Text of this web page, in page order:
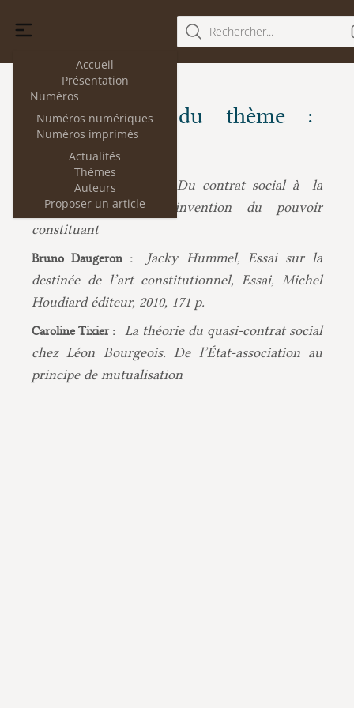
Accueil
Présentation
Numéros
Numéros numériques
Numéros imprimés
Actualités
Thèmes
Auteurs
Proposer un article
Rechercher...
Les articles du thème :
Contrat social
Carlos-Miguel Pimentel :
Du contrat social à la
norme suprême : l’invention du pouvoir
constituant
Bruno Daugeron :
Jacky Hummel, Essai sur la
destinée de l’art constitutionnel, Essai, Michel
Houdiard éditeur, 2010, 171 p.
Caroline Tixier :
La théorie du quasi-contrat social
chez Léon Bourgeois. De l’État-association au
principe de mutualisation